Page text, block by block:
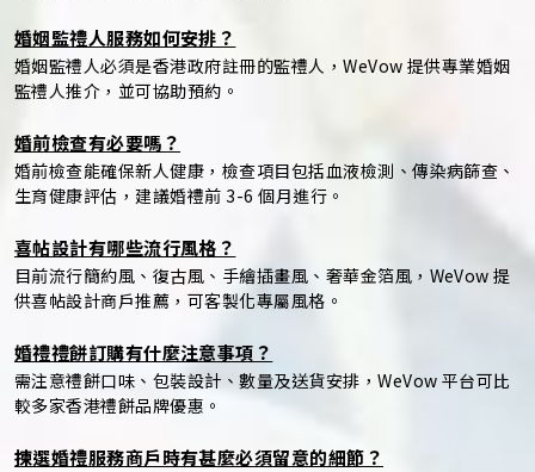
婚姻監禮人服務如何安排？
婚姻監禮人必須是香港政府註冊的監禮人，WeVow 提供專業婚姻
監禮人推介，並可協助預約。
婚前檢查有必要嗎？
婚前檢查能確保新人健康，檢查項目包括血液檢測、傳染病篩查、
生育健康評估，建議婚禮前 3-6 個月進行。
喜帖設計有哪些流行風格？
目前流行簡約風、復古風、手繪插畫風、奢華金箔風，WeVow 提
供喜帖設計商戶推薦，可客製化專屬風格。
婚禮禮餅訂購有什麼注意事項？
需注意禮餅口味、包裝設計、數量及送貨安排，WeVow 平台可比
較多家香港禮餅品牌優惠。
揀選婚禮服務商戶時有甚麼必須留意的細節？